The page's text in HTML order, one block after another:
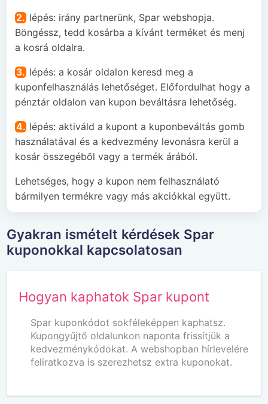
2. lépés: irány partnerünk, Spar webshopja.
Böngéssz, tedd kosárba a kívánt terméket és menj
a kosrá oldalra.
3. lépés: a kosár oldalon keresd meg a
kuponfelhasználás lehetőséget. Előfordulhat hogy a
pénztár oldalon van kupon beváltásra lehetőség.
4. lépés: aktiváld a kupont a kuponbeváltás gomb
használatával és a kedvezmény levonásra kerül a
kosár összegéből vagy a termék árából.
Lehetséges, hogy a kupon nem felhasználató
bármilyen termékre vagy más akciókkal együtt.
Gyakran ismételt kérdések Spar
kuponokkal kapcsolatosan
Hogyan kaphatok Spar kupont
Spar kuponkódot sokféleképpen kaphatsz.
Kupongyűjtő oldalunkon naponta frissítjük a
kedvezménykódokat. A webshopban hírlevelére
feliratkozva is szerezhetsz extra kuponokat.